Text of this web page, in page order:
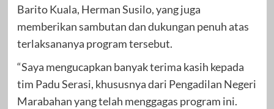
Barito Kuala, Herman Susilo, yang juga
memberikan sambutan dan dukungan penuh atas
terlaksananya program tersebut.
“Saya mengucapkan banyak terima kasih kepada
tim Padu Serasi, khususnya dari Pengadilan Negeri
Marabahan yang telah menggagas program ini.